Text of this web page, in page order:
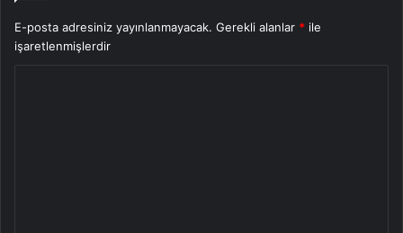
E-posta adresiniz yayınlanmayacak. Gerekli alanlar * ile
işaretlenmişlerdir